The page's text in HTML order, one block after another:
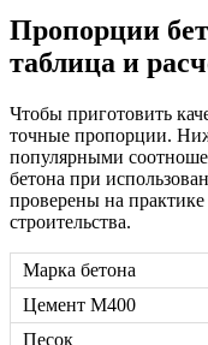
Пропорции
таблица и
Чтобы приготовить
точные пропорции.
популярными
бетона при
проверены на
строительства.